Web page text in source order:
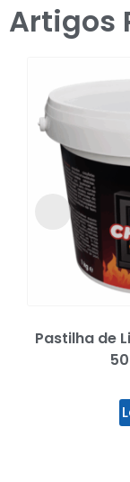
Artigos
Pastilha de